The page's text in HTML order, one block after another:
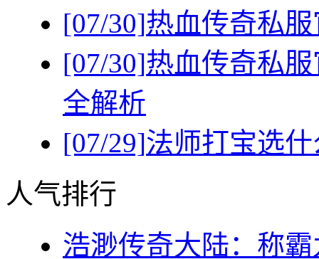
[07/30]热血传奇私
[07/30]热血传奇私
全解析
[07/29]法师打宝选
人气排行
浩渺传奇大陆：称